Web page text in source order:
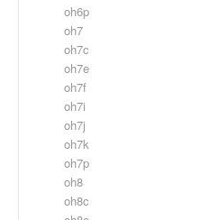
oh6p
oh7
oh7c
oh7e
oh7f
oh7i
oh7j
oh7k
oh7p
oh8
oh8c